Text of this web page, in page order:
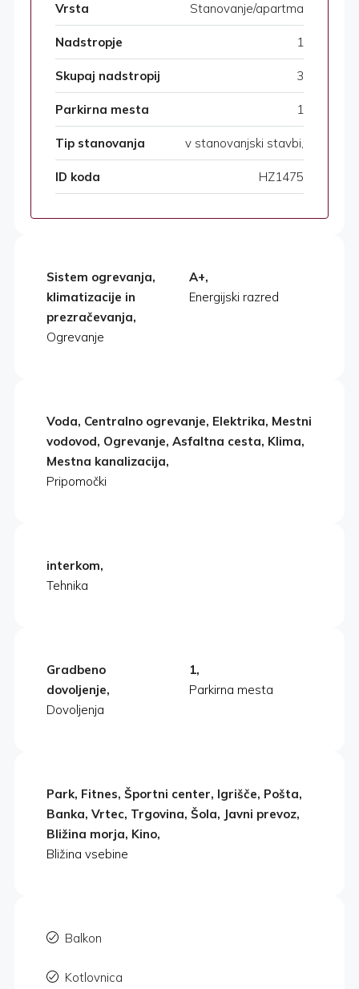
Vrsta Stanovanje/apartma
Nadstropje 1
Skupaj nadstropij 3
Parkirna mesta 1
Tip stanovanja v stanovanjski stavbi,
ID koda HZ1475
Sistem ogrevanja,
klimatizacije in
prezračevanja,
Ogrevanje
A+,
Energijski razred
Voda, Centralno ogrevanje, Elektrika, Mestni
vodovod, Ogrevanje, Asfaltna cesta, Klima,
Mestna kanalizacija,
Pripomočki
interkom,
Tehnika
Gradbeno
dovoljenje,
Dovoljenja
1,
Parkirna mesta
Park, Fitnes, Športni center, Igrišče, Pošta,
Banka, Vrtec, Trgovina, Šola, Javni prevoz,
Bližina morja, Kino,
Bližina vsebine
Balkon
Kotlovnica